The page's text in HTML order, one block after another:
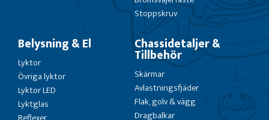
Stoppskruv
Belysning & El
Lyktor
Övriga lyktor
Lyktor LED
Lyktglas
Chassidetaljer &
Tillbehör
Skärmar
Avlastningsfjäder
Flak, golv & vägg
Dragbalkar